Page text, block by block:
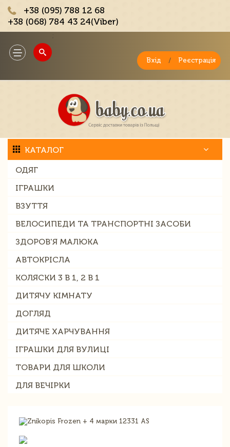
+38 (095) 788 12 68
+38 (068) 784 43 24(Viber)
Toggle
navigation
Вхід / Реєстрація
КАТАЛОГ
ОДЯГ
ІГРАШКИ
ВЗУТТЯ
ВЕЛОСИПЕДИ ТА ТРАНСПОРТНІ ЗАСОБИ
ЗДОРОВ'Я МАЛЮКА
АВТОКРІСЛА
КОЛЯСКИ 3 В 1, 2 В 1
ДИТЯЧУ КІМНАТУ
ДОГЛЯД
ДИТЯЧЕ ХАРЧУВАННЯ
ІГРАШКИ ДЛЯ ВУЛИЦІ
ТОВАРИ ДЛЯ ШКОЛИ
ДЛЯ ВЕЧІРКИ